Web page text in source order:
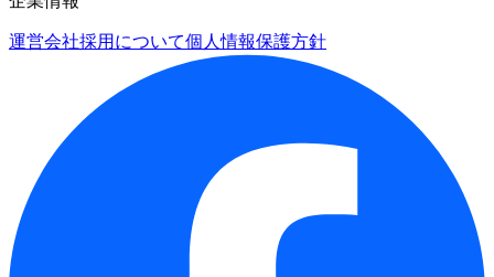
運営会社採用について個人情報保護方針